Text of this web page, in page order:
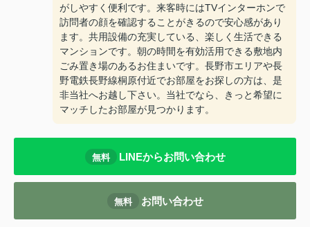
がしやすく便利です。来客時にはTVインターホンで
訪問者の顔を確認することがきるので安心感があり
ます。共用設備の充実している、楽しく生活できる
マンションです。朝の時間を有効活用できる敷地内
ごみ置き場のあるお住まいです。長野市エリアや長
野電鉄長野線桐原付近でお部屋をお探しの方は、是
非当社へお越し下さい。当社でなら、きっと希望に
マッチしたお部屋が見つかります。
無料 LINEからお問い合わせ
無料 お問い合わせ